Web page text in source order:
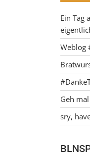
Ein Tag
Weblog
Geh
sry,